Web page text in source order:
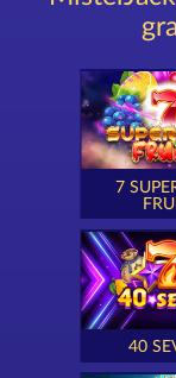
7
40